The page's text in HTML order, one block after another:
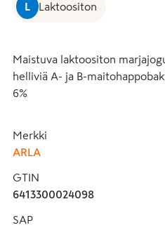
L Laktoositon
Maistuva laktoositon
helliviä A- ja B-
6%
Merkki
ARLA
GTIN
6413300024098
SAP